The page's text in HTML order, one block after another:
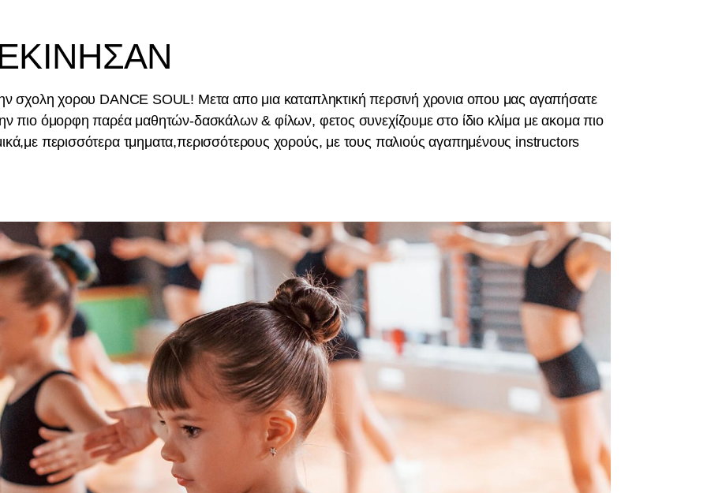
σχολη χορου DANCE SOUL! Μετα απο μια καταπληκτική περσινή χρονια οπου μας αγαπήσατε
πιο όμορφη παρέα μαθητών-δασκάλων & φίλων, φετος συνεχίζουμε στο ίδιο κλίμα με ακομα πιο
περισσότερα τμηματα,περισσότερους χορούς, με τους παλιούς αγαπημένους instructors